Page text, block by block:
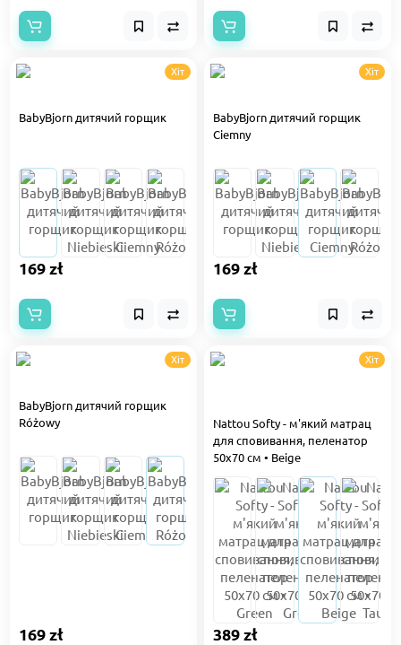
Хіт
BabyBjorn дитячий горщик
169 zł
Хіт
BabyBjorn дитячий горщик
Ciemny
169 zł
Хіт
BabyBjorn дитячий горщик
Różowy
169 zł
Хіт
Nattou Softy - м'який матрац
для сповивання, пеленатор
50x70 см • Beige
389 zł